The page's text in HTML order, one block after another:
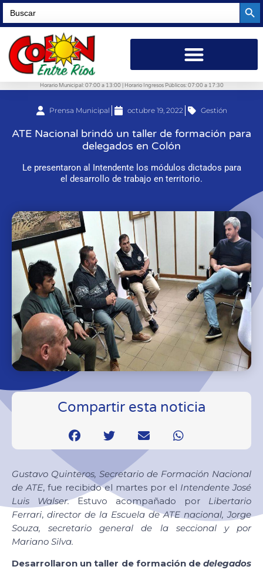
Search
for:
Horario Municipal: 07:00 a 13:00 | Horario Ingresos Públicos: 07:00 a 17:30
Prensa Municipal octubre 19, 2022 Gestión
ATE Nacional brindó un taller de formación para
delegados en Colón
Le presentaron al Intendente los módulos dictados para
el desarrollo de trabajo en territorio.
Compartir esta noticia
Gustavo Quinteros, Secretario de Formación Nacional
de ATE, fue recibido el martes por el Intendente José
Luis Walser.Estuvo acompañado por Libertario
Ferrari, director de la Escuela de ATE nacional, Jorge
Souza, secretario general de la seccional y por
Mariano Silva.
Desarrollaron un taller de formación de delegados